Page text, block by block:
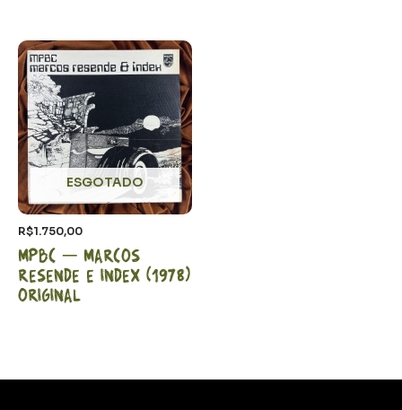
ESGOTADO
R$1.750,00
MPBC – Marcos
Resende e Index (1978)
Original